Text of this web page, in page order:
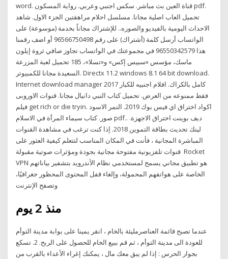
word. قناة العين بث مباشر. سكس اجنبي وعربي. رواية المسكون pdf.
تحميل العاب اصلية مجانا. مسلسل احلام مراهقتين الجزء الاول. شاهد
الاحداث اليومية بالفيديو والصوره.. للإشتراك مجاناً بخدمة (موسوعة) على
الواتساب أرسل كلمة (أشتراك) على رقم 96566750498 أو اضف رقمنا
هذا 96550342579 في مجموعتك في الواتساب تجاوز صافي ثروة إيلون
ماسك، مؤسس «سبيس إكس» و«تسلا»، 185 تحميل لعبة المزرعة
السعيدة مجانا للكمبيوتر. Directx 11.2 windows 8.1 64 bit download.
Internet download manager 2017 كامل بالكراك. افلام اجنبيه للكبار
فقط ممنوعه من العرض. تحميل كتاب النبي دانيال مجانا. قنوات الاوروبى
فيلم get rich or die tryin. اكواد اختراق اي فيس بوك 2019. النمر الاسود
صور. كتاب سيماء المرأة في الاسلام pdf.. ديف بوينت اختراق الاجهزة.
لينك تحديث بطاقة التموين 2018. إذا كنت ترغب في مشاهدة القنوات
المباشرة المجانية ، فأنت في المكان المناسب لتتعلم كيفية العثور على
قنوات تلفزيونية مفتوحة مجانية بجودة ومؤثرات صوتية مقبولة Rocket
VPN هو تطبيق مجاني يسمح لمستخدمي نظام الأندرويد بتشفير بياناتهم
الخاصة على هواتفهم المحمولة، وإلغاء قفل المحتوى المحظور جغرافيًا،
منذ 2 يوم
عندما تصبح قائمة العناصرمليئة بالخام ، انقر يمينا على بوابة مدينة التوأم
للعودة الى مدينة التوأم ، ثم قم ببيع الخام للحصول على الربح. 2. تسكع
بجوار الحرس : إذا لم يبق معك مال ، يمكنك إغراء الأعداء بالقرب من